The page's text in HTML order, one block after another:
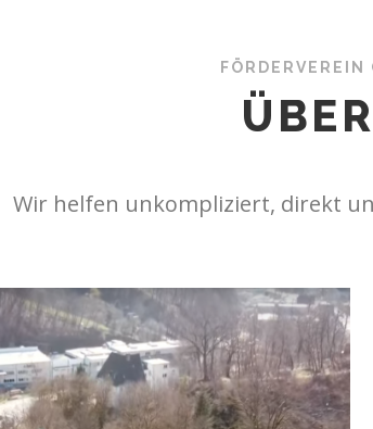
FÖRDERVEREIN
Wir helfen unkompliziert, direkt